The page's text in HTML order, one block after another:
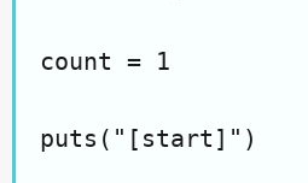
count = 1
puts("[start]")